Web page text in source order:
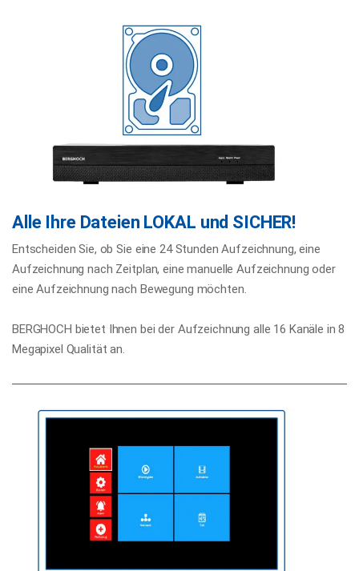
Alle Ihre Dateien LOKAL und SICHER!
Entscheiden Sie, ob Sie eine 24 Stunden Aufzeichnung, eine
Aufzeichnung nach Zeitplan, eine manuelle Aufzeichnung oder
eine Aufzeichnung nach Bewegung möchten.
BERGHOCH bietet Ihnen bei der Aufzeichnung alle 16 Kanäle in 8
Megapixel Qualität an.